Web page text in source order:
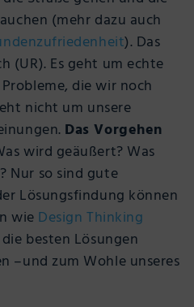
(mehr dazu auch
). Das
(UR). Es geht um echte
die wir noch
nicht um unsere
Das Vorgehen
wird geäußert? Was
Nur so sind gute
Lösungsfindung können
wie Design Thinking
besten Lösungen
–und zum Wohle unseres